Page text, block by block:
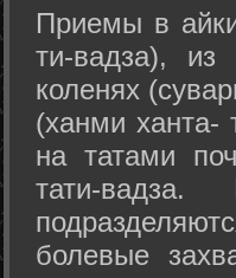
Приемы в
ти-вадза),
коленях
(ханми ханта-
на татами
тати-
болевые